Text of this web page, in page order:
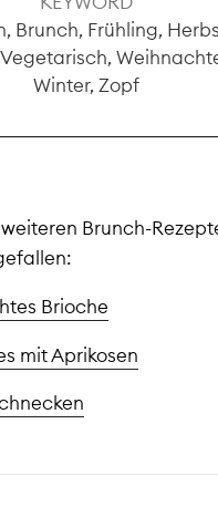
Brunch, Frühling,
Winter, Zopf
weiteren Brunch-
Brioche
mit Aprikosen